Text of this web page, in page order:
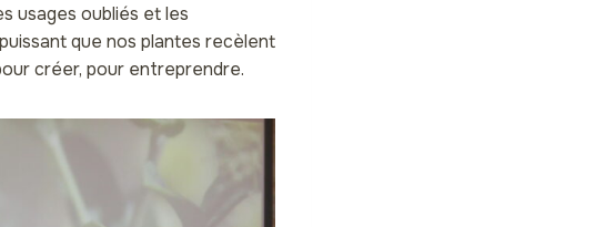
usages oubliés et les
que nos plantes recèlent
créer, pour entreprendre.